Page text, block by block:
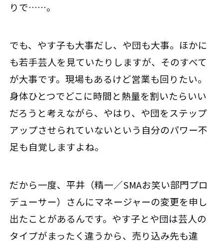
りで……。
でも、やす子も大事だし、や団も大事。ほかに
も若手芸人を見ていたりしますが、そのすべて
が大事です。現場もあるけど営業も回りたい。
身体ひとつでどこに時間と熱量を割いたらいい
だろうと考えながら、やはり、や団をステップ
アップさせられていないという自分のパワー不
足も自覚しますよね。
だから一度、平井（精一／SMAお笑い部門プロ
デューサー）さんにマネージャーの変更を申し
出たことがあるんです。やす子とや団は芸人の
タイプがまったく違うから、売り込み先も違